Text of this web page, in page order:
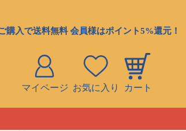
購入で送料無料 会員様はポイント5%還元！
マイページ お気に入り カート